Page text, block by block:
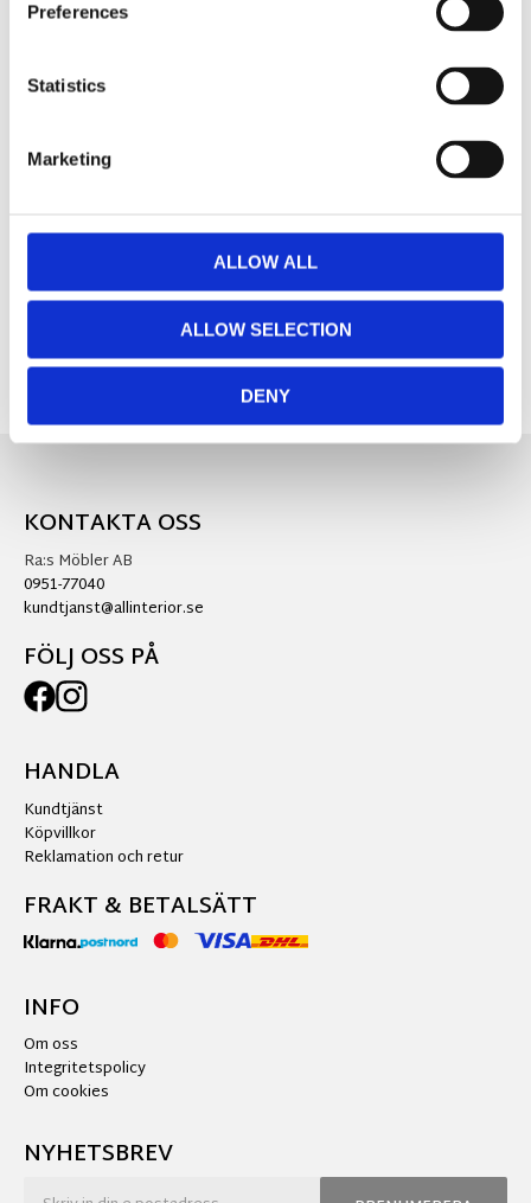
Preferences
Statistics
Marketing
ALLOW ALL
ALLOW SELECTION
DENY
stor ljusrosa ståtlig blomma och en knopp med
fina gröna blad. Passar perfekt att pryda din
Visa alla produkter från Mr Plant
KONTAKTA OSS
Ra:s Möbler AB
0951-77040
kundtjanst@allinterior.se
FÖLJ OSS PÅ
HANDLA
Kundtjänst
Köpvillkor
Reklamation och retur
FRAKT & BETALSÄTT
INFO
Om oss
Integritetspolicy
Om cookies
NYHETSBREV